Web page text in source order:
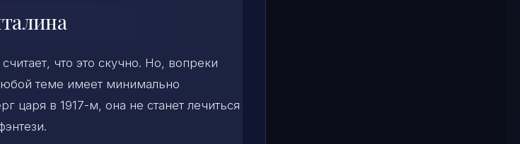
что это скучно. Но, вопреки
теме имеет минимально
царя в 1917-м, она не станет лечиться